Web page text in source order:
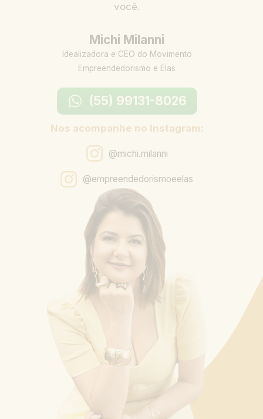
você.
Michi Milanni
Idealizadora e CEO do Movimento
Empreendedorismo e Elas
(55) 99131-8026
Nos acompanhe no Instagram:
@michi.milanni
@empreendedorismoeelas